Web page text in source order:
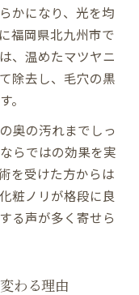
かになり、光を均
福岡県北九州市で
、温めたマツヤニ
除去し、毛穴の黒
。
奥の汚れまでしっ
らではの効果を実
を受けた方からは
粧ノリが格段に良
る声が多く寄せら
わる理由